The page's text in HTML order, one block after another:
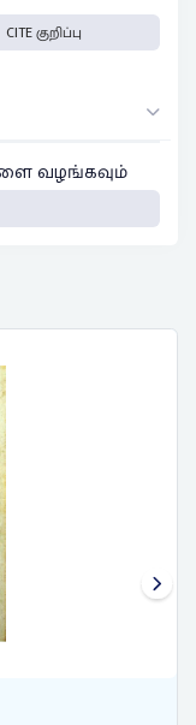
CITE குறிப்பு
வழங்கவும்